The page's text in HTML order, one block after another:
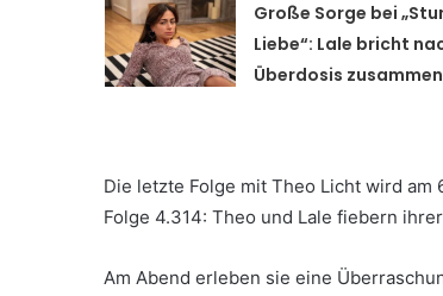
Große Sorge bei
Liebe“: Lale bricht
Überdosis zusammen
Die letzte Folge mit Theo Licht wird am
Folge 4.314: Theo und Lale fiebern
Am Abend erleben sie eine